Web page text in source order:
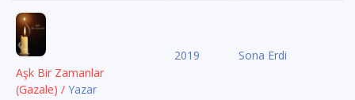
Aşk Bir Zamanlar
(Gazale) / Yazar
2019 Sona Erdi